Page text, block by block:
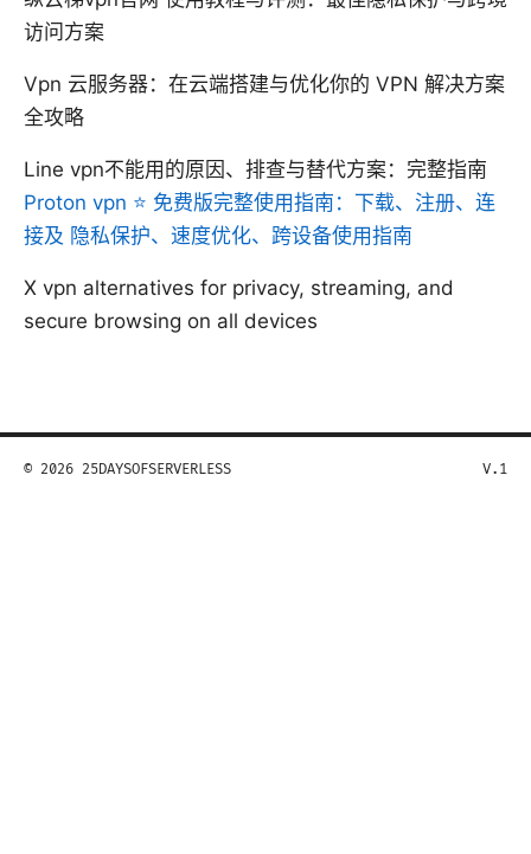
访问方案
Vpn 云服务器：在云端搭建与优化你的 VPN 解决方案
全攻略
Line vpn不能用的原因、排查与替代方案：完整指南
Proton vpn ⭐ 免费版完整使用指南：下载、注册、连
接及 隐私保护、速度优化、跨设备使用指南
X vpn alternatives for privacy, streaming, and
secure browsing on all devices
© 2026 25DAYSOFSERVERLESS V.1